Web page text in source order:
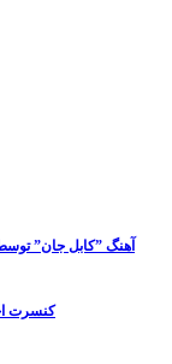
آهنگ ”کابل جان”
کنسرت